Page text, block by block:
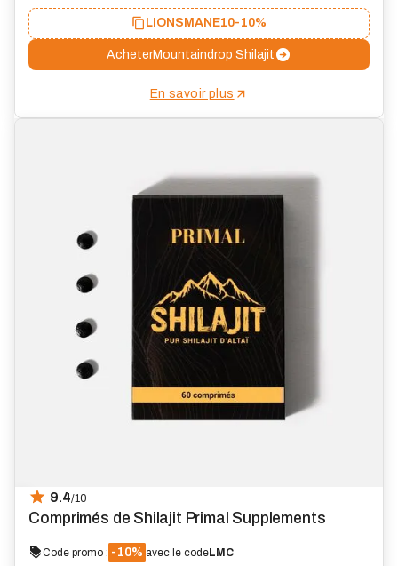
LIONSMANE10-10%
AcheterMountaindrop Shilajit
En savoir plus
9.4/10
Comprimés de Shilajit Primal Supplements
Code promo : -10% avec le codeLMC